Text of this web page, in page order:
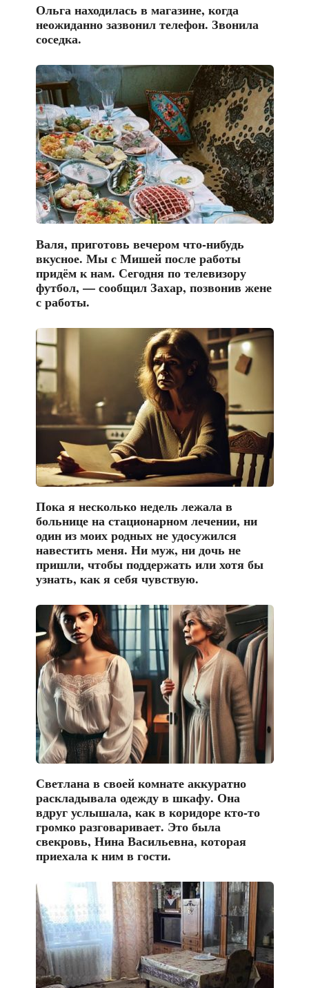
Ольга находилась в магазине, когда
неожиданно зазвонил телефон. Звонила
соседка.
Валя, приготовь вечером что-нибудь
вкусное. Мы с Мишей после работы
придём к нам. Сегодня по телевизору
футбол, — сообщил Захар, позвонив жене
с работы.
Пока я несколько недель лежала в
больнице на стационарном лечении, ни
один из моих родных не удосужился
навестить меня. Ни муж, ни дочь не
пришли, чтобы поддержать или хотя бы
узнать, как я себя чувствую.
Светлана в своей комнате аккуратно
раскладывала одежду в шкафу. Она
вдруг услышала, как в коридоре кто-то
громко разговаривает. Это была
свекровь, Нина Васильевна, которая
приехала к ним в гости.